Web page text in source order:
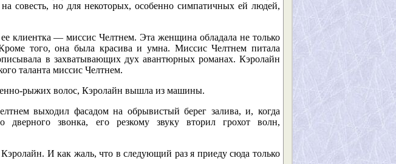
совесть, но для некоторых, особенно симпатичных ей людей,
клиентка — миссис Челтнем. Эта женщина обладала не только
того, она была красива и умна. Миссис Челтнем питала
в захватывающих дух авантюрных романах. Кэролайн
таланта миссис Челтнем.
рыжих волос, Кэролайн вышла из машины.
выходил фасадом на обрывистый берег залива, и, когда
дверного звонка, его резкому звуку вторил грохот волн,
И как жаль, что в следующий раз я приеду сюда только